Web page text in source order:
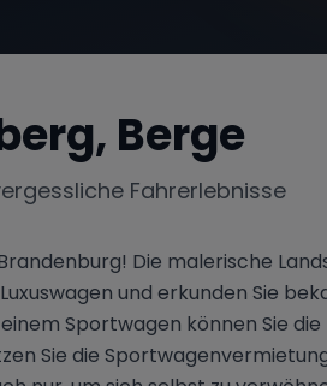
Berge
Fahrerlebnisse
Die malerische
und erkunden Sie
Sportwagen können Sie die
Sie die